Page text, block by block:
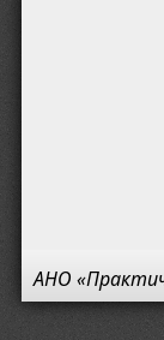
АНО